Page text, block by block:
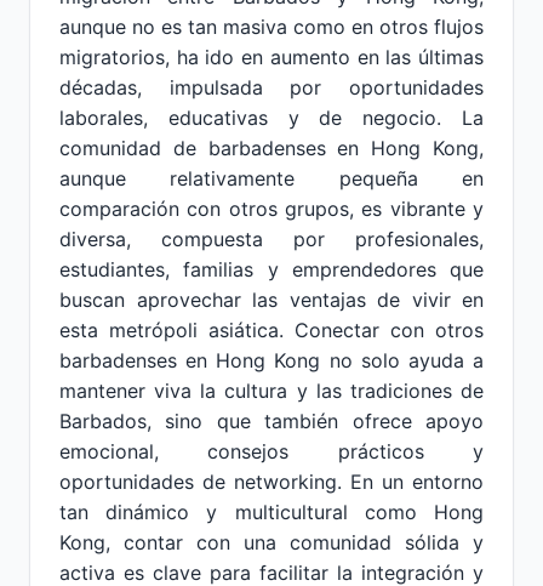
aunque no es tan masiva como en otros flujos
migratorios, ha ido en aumento en las últimas
décadas, impulsada por oportunidades
laborales, educativas y de negocio. La
comunidad de barbadenses en Hong Kong,
aunque relativamente pequeña en
comparación con otros grupos, es vibrante y
diversa, compuesta por profesionales,
estudiantes, familias y emprendedores que
buscan aprovechar las ventajas de vivir en
esta metrópoli asiática. Conectar con otros
barbadenses en Hong Kong no solo ayuda a
mantener viva la cultura y las tradiciones de
Barbados, sino que también ofrece apoyo
emocional, consejos prácticos y
oportunidades de networking. En un entorno
tan dinámico y multicultural como Hong
Kong, contar con una comunidad sólida y
activa es clave para facilitar la integración y